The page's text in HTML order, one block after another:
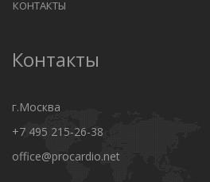
КОНТАКТЫ
Контакты
г.Москва
+7 495 215‑26-38
office@procardio.net